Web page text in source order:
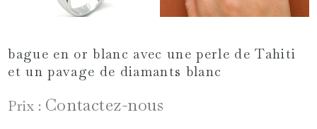
bague en or blanc avec une perle de Tahiti
et un pavage de diamants blanc
Prix : Contactez-nous